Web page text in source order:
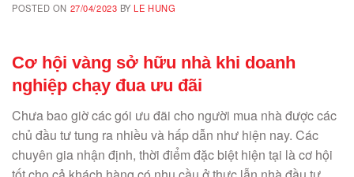
POSTED ON 27/04/2023 BYLE HUNG
Cơ hội vàng sở hữu nhà khi doanh
nghiệp chạy đua ưu đãi
Chưa bao giờ các gói ưu đãi cho người mua nhà được các
chủ đầu tư tung ra nhiều và hấp dẫn như hiện nay. Các
chuyên gia nhận định, thời điểm đặc biệt hiện tại là cơ hội